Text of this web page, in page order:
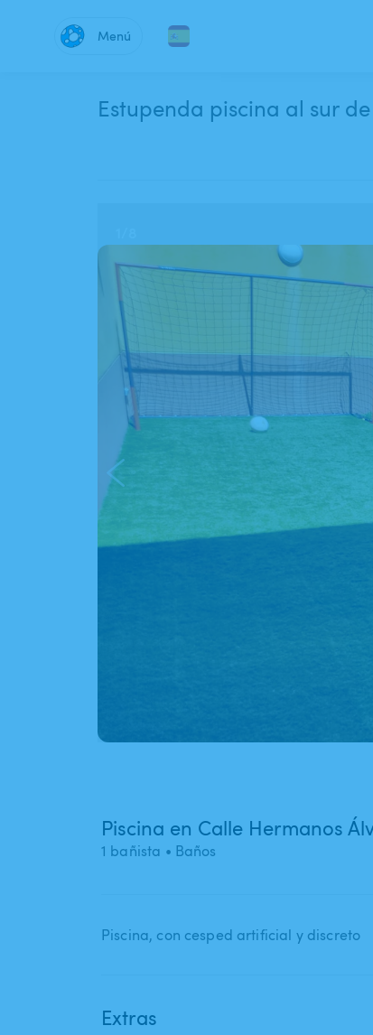
Menú
Estupenda piscina al sur
Piscina en Calle Hermanos
1 bañista • Baños
Piscina​,​ con cesped artificial y discreto
Extras